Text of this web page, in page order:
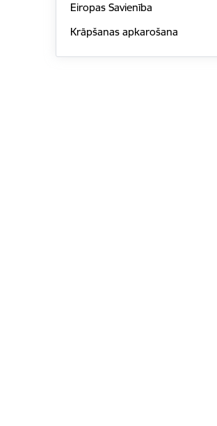
Eiropas Savienība
Krāpšanas apkarošana